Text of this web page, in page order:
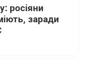
росіяни
заради